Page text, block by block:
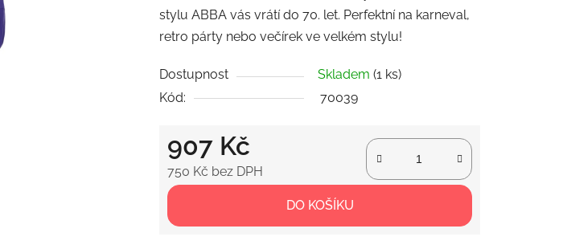
0,0
z
hvězdiček.
stylu ABBA vás vrátí do 70. let. Perfektní na karneval,
retro párty nebo večírek ve velkém stylu!
Dostupnost Skladem (1 ks)
Kód:
70039
907 Kč
750 Kč bez DPH
Měrná cena:
DO KOŠÍKU